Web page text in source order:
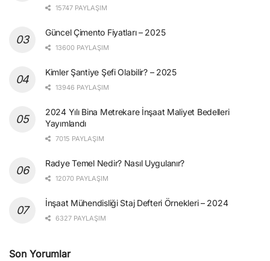
15747 PAYLAŞIM
Güncel Çimento Fiyatları – 2025
13600 PAYLAŞIM
Kimler Şantiye Şefi Olabilir? – 2025
13946 PAYLAŞIM
2024 Yılı Bina Metrekare İnşaat Maliyet Bedelleri
Yayımlandı
7015 PAYLAŞIM
Radye Temel Nedir? Nasıl Uygulanır?
12070 PAYLAŞIM
İnşaat Mühendisliği Staj Defteri Örnekleri – 2024
6327 PAYLAŞIM
Son Yorumlar